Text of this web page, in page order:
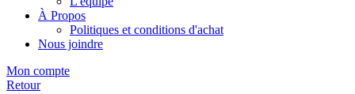
À Propos
Politiques et conditions d'achat
Nous joindre
Mon compte
Retour